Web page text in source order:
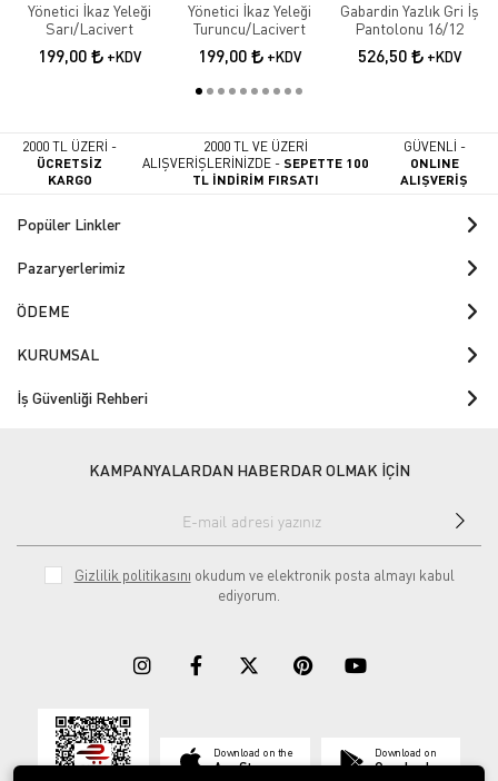
Yönetici İkaz Yeleği
Sarı/Lacivert
199,00 +KDV
Yönetici İkaz Yeleği
Turuncu/Lacivert
199,00 +KDV
Gabardin Yazlık Gri İş
Pantolonu 16/12
526,50 +KDV
2000 TL ÜZERİ -
ÜCRETSİZ
KARGO
2000 TL VE ÜZERİ
ALIŞVERİŞLERİNİZDE -SEPETTE 100
TL İNDİRİM FIRSATI
GÜVENLİ -
ONLINE
ALIŞVERİŞ
Popüler Linkler
Pazaryerlerimiz
ÖDEME
KURUMSAL
İş Güvenliği Rehberi
KAMPANYALARDAN HABERDAR OLMAK İÇİN
Gizlilik politikasını okudum ve elektronik posta almayı kabul
ediyorum.
Download on the
App Store
Download on
Google play